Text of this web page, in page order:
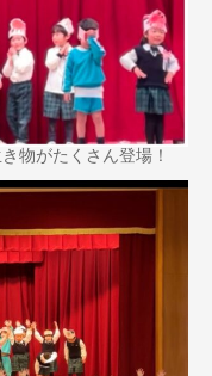
物がたくさん登場！